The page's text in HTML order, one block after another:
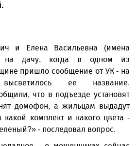
и Елена Васильевна (имена
на дачу, когда в одном из
пришло сообщение от УК - на
ее название.
что в подъезде установят
домофон, а жильцам выдадут
комплект и какого цвета -
- последовал вопрос.